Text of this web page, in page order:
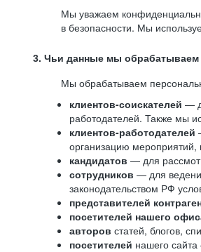
Мы уважаем
в безопасности. Мы
3. Чьи данные мы обрабатываем
Мы обрабатываем
клиентов-соискателей —
работодателей. Также мы
клиентов-работодателей
организацию
кандидатов — для
сотрудников — для
законодательством РФ
представителей
посетителей нашего
авторов статей, блогов,
посетителей нашего